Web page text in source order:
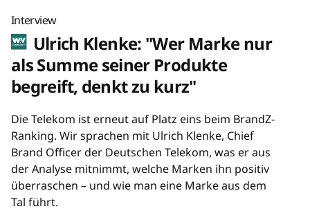
Interview
Ulrich Klenke: "Wer Marke nur
als Summe seiner Produkte
begreift, denkt zu kurz"
Die Telekom ist erneut auf Platz eins beim BrandZ-
Ranking. Wir sprachen mit Ulrich Klenke, Chief
Brand Officer der Deutschen Telekom, was er aus
der Analyse mitnimmt, welche Marken ihn positiv
überraschen – und wie man eine Marke aus dem
Tal führt.